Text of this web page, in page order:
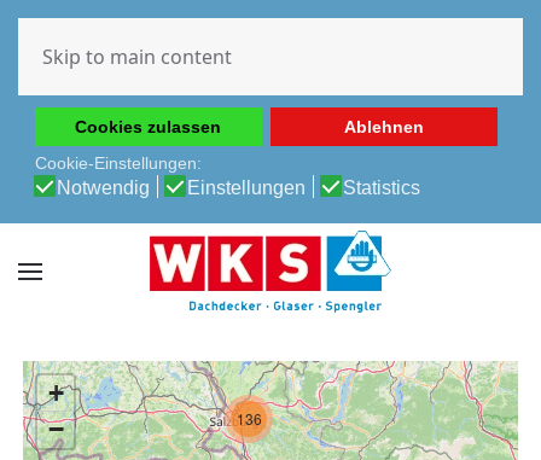
Erfahrung auf unserer Website zu ermöglichen.
Cookie-Richtlinie
Datenschutz-Bestimmungen
Cookies zulassen
Ablehnen
Cookie-Einstellungen:
Notwendig Einstellungen Statistics
Skip to main content
136
+
−